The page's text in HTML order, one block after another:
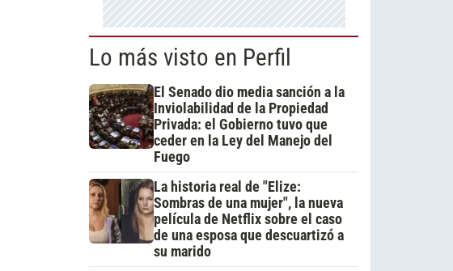
Lo más visto en Perfil
El Senado dio media sanción a la
Inviolabilidad de la Propiedad
Privada: el Gobierno tuvo que
ceder en la Ley del Manejo del
Fuego
La historia real de "Elize:
Sombras de una mujer", la nueva
película de Netflix sobre el caso
de una esposa que descuartizó a
su marido